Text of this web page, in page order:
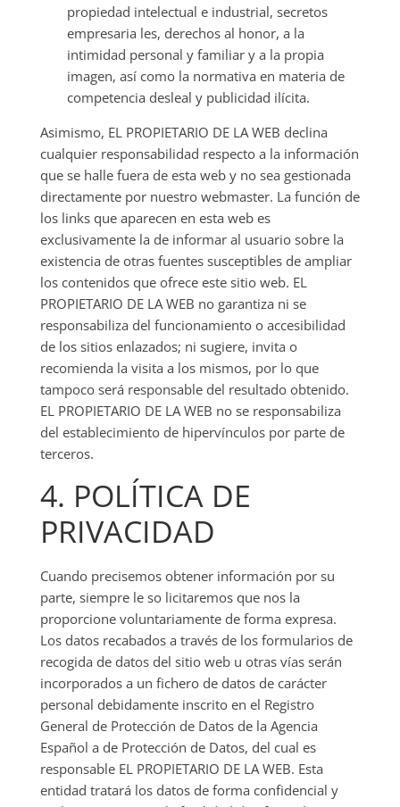
propiedad intelectual e industrial, secretos
empresaria les, derechos al honor, a la
intimidad personal y familiar y a la propia
imagen, así como la normativa en materia de
competencia desleal y publicidad ilícita.
Asimismo, EL PROPIETARIO DE LA WEB declina
cualquier responsabilidad respecto a la información
que se halle fuera de esta web y no sea gestionada
directamente por nuestro webmaster. La función de
los links que aparecen en esta web es
exclusivamente la de informar al usuario sobre la
existencia de otras fuentes susceptibles de ampliar
los contenidos que ofrece este sitio web. EL
PROPIETARIO DE LA WEB no garantiza ni se
responsabiliza del funcionamiento o accesibilidad
de los sitios enlazados; ni sugiere, invita o
recomienda la visita a los mismos, por lo que
tampoco será responsable del resultado obtenido.
EL PROPIETARIO DE LA WEB no se responsabiliza
del establecimiento de hipervínculos por parte de
terceros.
4. POLÍTICA DE
PRIVACIDAD
Cuando precisemos obtener información por su
parte, siempre le so licitaremos que nos la
proporcione voluntariamente de forma expresa.
Los datos recabados a través de los formularios de
recogida de datos del sitio web u otras vías serán
incorporados a un fichero de datos de carácter
personal debidamente inscrito en el Registro
General de Protección de Datos de la Agencia
Español a de Protección de Datos, del cual es
responsable EL PROPIETARIO DE LA WEB. Esta
entidad tratará los datos de forma confidencial y